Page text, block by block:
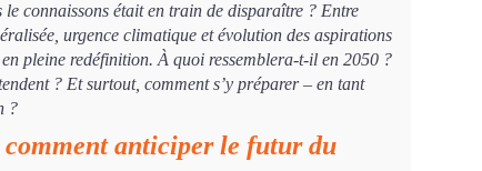
connaissons était en train de disparaître ? Entre
urgence climatique et évolution des aspirations
pleine redéfinition. À quoi ressemblera-t-il en 2050 ?
? Et surtout, comment s’y préparer – en tant
?
anticiper le futur du